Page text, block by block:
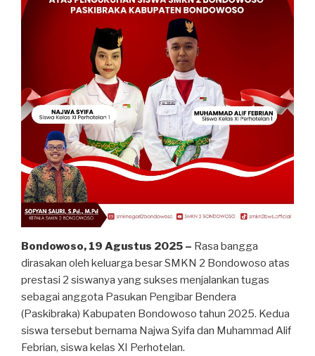
Bondowoso, 19 Agustus 2025 – Rasa bangga
dirasakan oleh keluarga besar SMKN 2 Bondowoso atas
prestasi 2 siswanya yang sukses menjalankan tugas
sebagai anggota Pasukan Pengibar Bendera
(Paskibraka) Kabupaten Bondowoso tahun 2025. Kedua
siswa tersebut bernama Najwa Syifa dan Muhammad Alif
Febrian, siswa kelas XI Perhotelan.